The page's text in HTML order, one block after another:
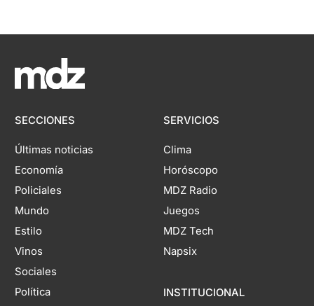
SECCIONES
Últimas noticias
Economía
Policiales
Mundo
Estilo
Vinos
Sociales
Política
SERVICIOS
Clima
Horóscopo
MDZ Radio
Juegos
MDZ Tech
Napsix
INSTITUCIONAL